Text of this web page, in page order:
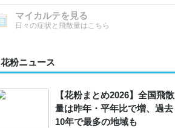
マイカルテを見る
日々の症状と飛散量はこちら
花粉ニュース
【花粉まとめ2026】全国飛散
量は昨年・平年比で増、過去
10年で最多の地域も